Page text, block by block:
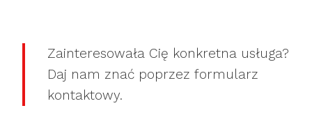
Zainteresowała Cię konkretna usługa?
Daj nam znać poprzez formularz
kontaktowy.